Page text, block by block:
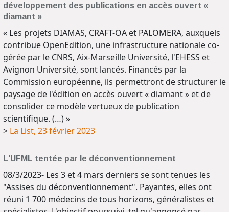
développement des publications en accès ouvert «
diamant »
« Les projets DIAMAS, CRAFT-OA et PALOMERA, auxquels
contribue OpenEdition, une infrastructure nationale co-
gérée par le CNRS, Aix-Marseille Université, l'EHESS et
Avignon Université, sont lancés. Financés par la
Commission européenne, ils permettront de structurer le
paysage de l'édition en accès ouvert « diamant » et de
consolider ce modèle vertueux de publication
scientifique. (…) »
> La List, 23 février 2023
L'UFML tentée par le déconventionnement
08/3/2023- Les 3 et 4 mars derniers se sont tenues les
"Assises du déconventionnement". Payantes, elles ont
réuni 1 700 médecins de tous horizons, généralistes et